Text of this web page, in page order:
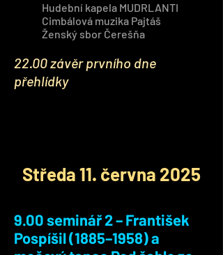
Hudební kapela MUDRLANTI
Cimbálová muzika Pajtáš
Ženský sbor Čerešňa
22.00 závěr prvního dne
přehlídky
Středa 11. června 2025
9.00 seminář 2 – František
Pospíšil (1885–1958) a